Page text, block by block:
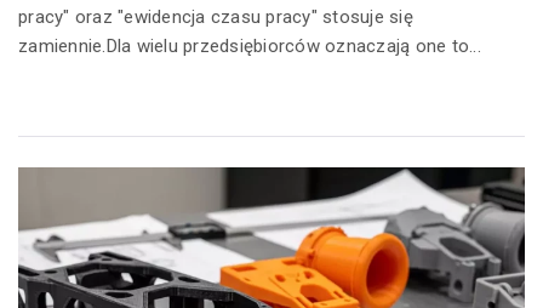
pracy" oraz "ewidencja czasu pracy" stosuje się
zamiennie.Dla wielu przedsiębiorców oznaczają one to...